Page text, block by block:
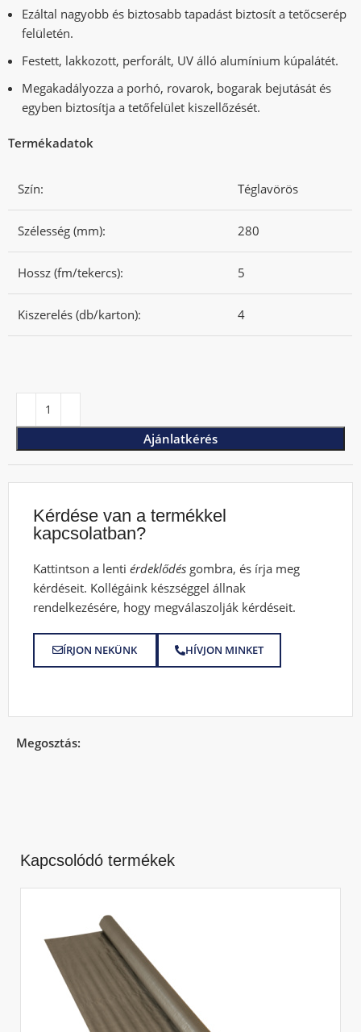
Ezáltal nagyobb és biztosabb tapadást biztosít a tetőcserép
felületén.
Festett, lakkozott, perforált, UV álló alumínium kúpalátét.
Megakadályozza a porhó, rovarok, bogarak bejutását és
egyben biztosítja a tetőfelület kiszellőzését.
Termékadatok
Szín: Téglavörös
Szélesség (mm): 280
Hossz (fm/tekercs): 5
Kiszerelés (db/karton): 4
Ajánlatkérés
Kérdése van a termékkel
kapcsolatban?
Kattintson a lentiérdeklődés gombra, és írja meg
kérdéseit. Kollégáink készséggel állnak
rendelkezésére, hogy megválaszolják kérdéseit.
ÍRJON NEKÜNK HÍVJON MINKET
Megosztás:
Kapcsolódó termékek